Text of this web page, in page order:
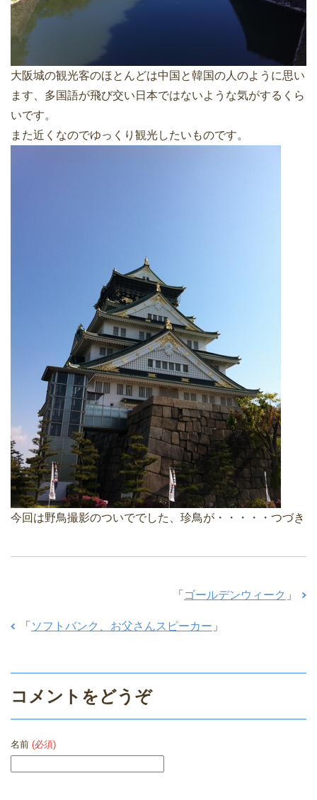
大阪城の観光客のほとんどは中国と韓国の人のように思い
ます、多国語が飛び交い日本ではないような気がするくら
いです。
また近くなのでゆっくり観光したいものです。
今回は野鳥撮影のついででした、珍鳥が・・・・・つづき
「 ゴールデンウィーク 」
「 ソフトバンク、お父さんスピーカー 」
コメントをどうぞ
名前 (必須)